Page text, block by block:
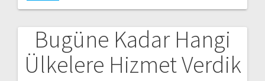
Bugüne Kadar Hangi
Ülkelere Hizmet Verdik